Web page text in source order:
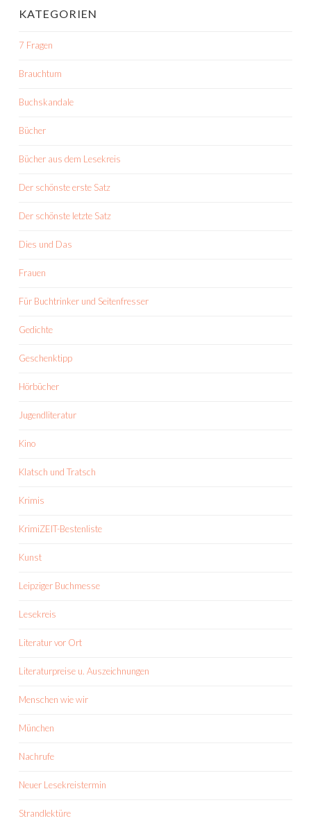
KATEGORIEN
7 Fragen
Brauchtum
Buchskandale
Bücher
Bücher aus dem Lesekreis
Der schönste erste Satz
Der schönste letzte Satz
Dies und Das
Frauen
Für Buchtrinker und Seitenfresser
Gedichte
Geschenktipp
Hörbücher
Jugendliteratur
Kino
Klatsch und Tratsch
Krimis
KrimiZEIT-Bestenliste
Kunst
Leipziger Buchmesse
Lesekreis
Literatur vor Ort
Literaturpreise u. Auszeichnungen
Menschen wie wir
München
Nachrufe
Neuer Lesekreistermin
Strandlektüre